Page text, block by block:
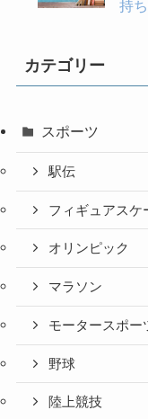
持
カテゴリー
スポーツ
駅伝
フィギュアスケ
オリンピック
マラソン
モータースポー
野球
陸上競技